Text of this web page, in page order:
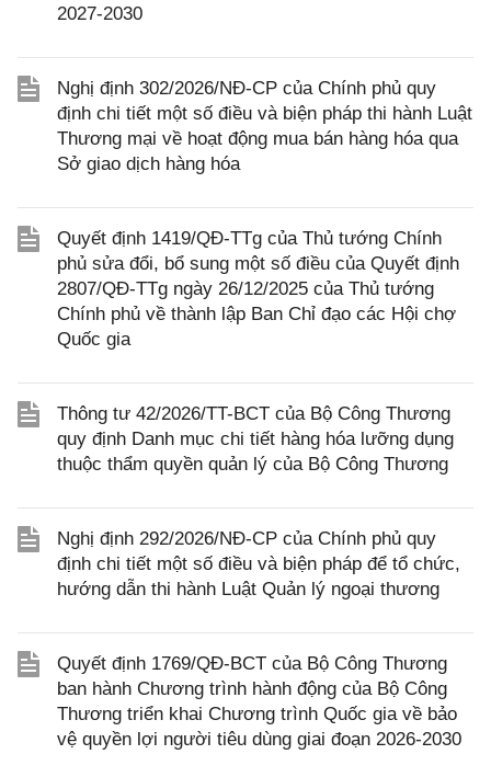
2027-2030
Nghị định 302/2026/NĐ-CP của Chính phủ quy
định chi tiết một số điều và biện pháp thi hành Luật
Thương mại về hoạt động mua bán hàng hóa qua
Sở giao dịch hàng hóa
Quyết định 1419/QĐ-TTg của Thủ tướng Chính
phủ sửa đổi, bổ sung một số điều của Quyết định
2807/QĐ-TTg ngày 26/12/2025 của Thủ tướng
Chính phủ về thành lập Ban Chỉ đạo các Hội chợ
Quốc gia
Thông tư 42/2026/TT-BCT của Bộ Công Thương
quy định Danh mục chi tiết hàng hóa lưỡng dụng
thuộc thẩm quyền quản lý của Bộ Công Thương
Nghị định 292/2026/NĐ-CP của Chính phủ quy
định chi tiết một số điều và biện pháp để tổ chức,
hướng dẫn thi hành Luật Quản lý ngoại thương
Quyết định 1769/QĐ-BCT của Bộ Công Thương
ban hành Chương trình hành động của Bộ Công
Thương triển khai Chương trình Quốc gia về bảo
vệ quyền lợi người tiêu dùng giai đoạn 2026-2030